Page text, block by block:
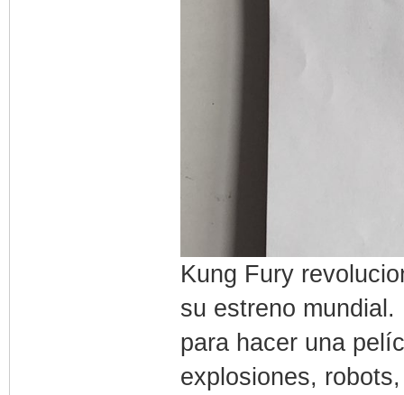
Kung Fury
su estreno
para hacer una
explosiones,